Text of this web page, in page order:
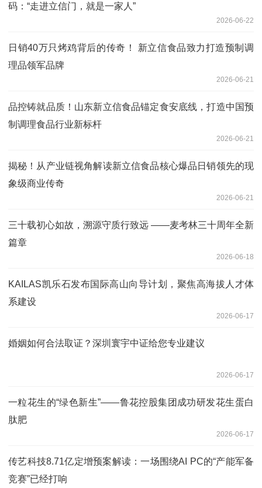
码：“走进立信门，就是一家人”
2026-06-22
日销40万只烤鸡背后的传奇！ 新立信食品致力打造预制调
理品领军品牌
2026-06-21
品控铸就品质！山东新立信食品锚定食安底线，打造中国预
制调理食品行业新标杆
2026-06-21
揭秘！从产业链视角解读新立信食品核心爆品日销领先的现
象级商业传奇
2026-06-21
三十载初心如故，溯源守质行致远 ——麦考林三十周年全新
篇章
2026-06-18
KAILAS凯乐石发布国际高山向导计划，聚焦高海拔人才体
系建设
2026-06-17
婚姻如何合法取证？深圳寰宇中证给您专业建议
2026-06-17
一粒花生的“绿色新生”——鲁花控股集团成功研发花生蛋白
肽肥
2026-06-17
传艺科技8.71亿定增预案解读：一场围绕AI PC的“产能军备
竞赛”已经打响